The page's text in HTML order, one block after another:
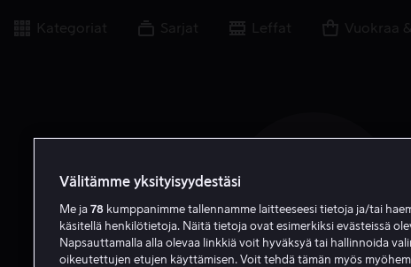
Kategoriat Sarjat Leffat Vuokraa
R A
Välitämme yksityisyydestäsi
Me ja 78 kumppanimme tallennamme laitteeseesi tietoja ja/tai
käsitellä henkilötietoja. Näitä tietoja ovat esimerkiksi evästeissä
Napsauttamalla alla olevaa linkkiä voit hyväksyä tai hallinnoida
oikeutettujen etujen käyttämisen. Voit tehdä tämän myös